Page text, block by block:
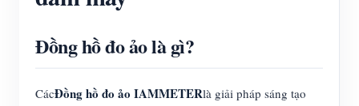
Đồng hồ đo ảo là gì?
CácĐồng hồ đo ảo IAMMETERlà giải pháp sáng tạo